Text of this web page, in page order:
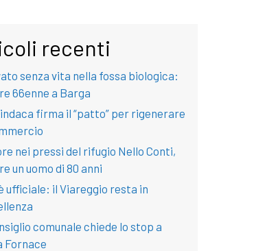
recenti
senza vita nella fossa biologica:
66enne a Barga
firma il “patto” per rigenerare
nei pressi del rifugio Nello Conti,
un uomo di 80 anni
ufficiale: il Viareggio resta in
comunale chiede lo stop a
Fornace